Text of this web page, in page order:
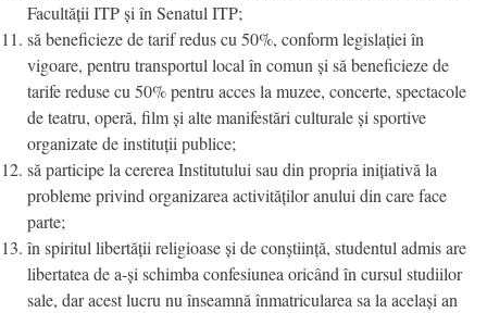
Facultății ITP și în Senatul ITP;
să beneficieze de tarif redus cu 50%, conform legislației în
vigoare, pentru transportul local în comun și să beneficieze de
tarife reduse cu 50% pentru acces la muzee, concerte, spectacole
de teatru, operă, film și alte manifestări culturale și sportive
organizate de instituții publice;
să participe la cererea Institutului sau din propria inițiativă la
probleme privind organizarea activităților anului din care face
parte;
în spiritul libertății religioase și de conștiință, studentul admis are
libertatea de a-și schimba confesiunea oricând în cursul studiilor
sale, dar acest lucru nu înseamnă înmatricularea sa la același an